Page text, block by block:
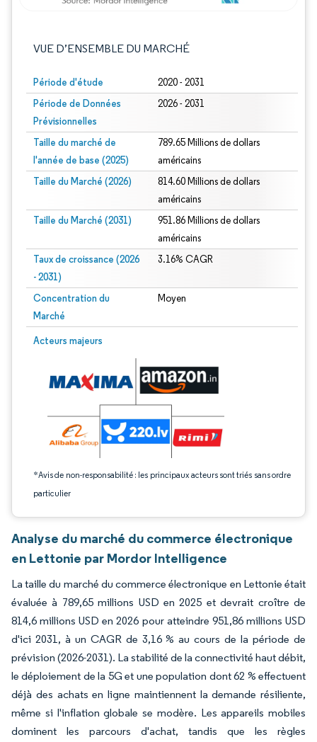
VUE D’ENSEMBLE DU MARCHÉ
Période d'étude 2020 - 2031
Période de Données
Prévisionnelles
2026 - 2031
Taille du marché de
l'année de base (2025)
789.65 Millions de dollars
américains
Taille du Marché (2026)
814.60 Millions de dollars
américains
Taille du Marché (2031)
951.86 Millions de dollars
américains
Taux de croissance (2026
- 2031)
3.16% CAGR
Concentration du
Marché
Moyen
Acteurs majeurs
*Avis de non-responsabilité : les principaux acteurs sont triés sans ordre
particulier
Image © Mordor Intelligence. La réutilisation nécessite une attribution sous CC
Analyse du marché du commerce électronique
en Lettonie par Mordor Intelligence
La taille du marché du commerce électronique en Lettonie était
évaluée à 789,65 millions USD en 2025 et devrait croître de
814,6 millions USD en 2026 pour atteindre 951,86 millions USD
d'ici 2031, à un CAGR de 3,16 % au cours de la période de
prévision (2026-2031). La stabilité de la connectivité haut débit,
le déploiement de la 5G et une population dont 62 % effectuent
déjà des achats en ligne maintiennent la demande résiliente,
même si l'inflation globale se modère. Les appareils mobiles
dominent les parcours d'achat, tandis que les règles